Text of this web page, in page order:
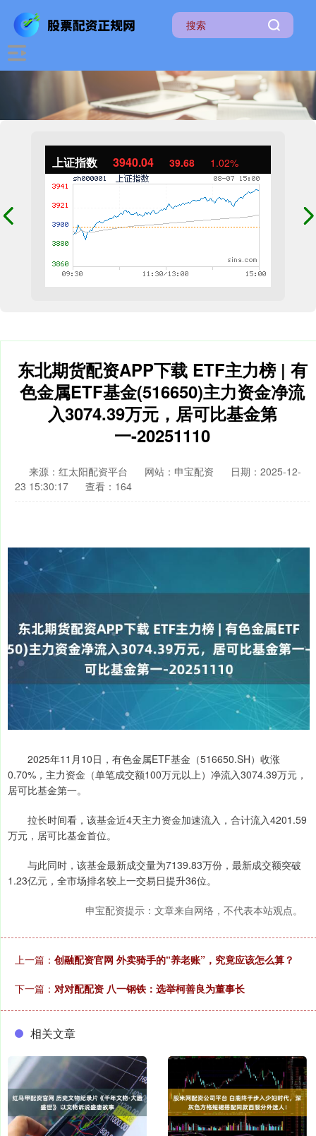
上证指数 3940.04 39.68 1.02%
东北期货配资APP下载 ETF主力榜 | 有
色金属ETF基金(516650)主力资金净流
入3074.39万元，居可比基金第
一-20251110
来源：红太阳配资平台 网站：申宝配资
日期：2025-12-
23 15:30:17
查看：164
2025年11月10日，有色金属ETF基金（516650.SH）收涨
0.70%，主力资金（单笔成交额100万元以上）净流入3074.39万元，
居可比基金第一。
拉长时间看，该基金近4天主力资金加速流入，合计流入4201.59
万元，居可比基金首位。
与此同时，该基金最新成交量为7139.83万份，最新成交额突破
1.23亿元，全市场排名较上一交易日提升36位。
申宝配资提示：文章来自网络，不代表本站观点。
上一篇： 创融配资官网 外卖骑手的“养老账”，究竟应该怎么算？
下一篇： 对对配配资 八一钢铁：选举柯善良为董事长
相关文章